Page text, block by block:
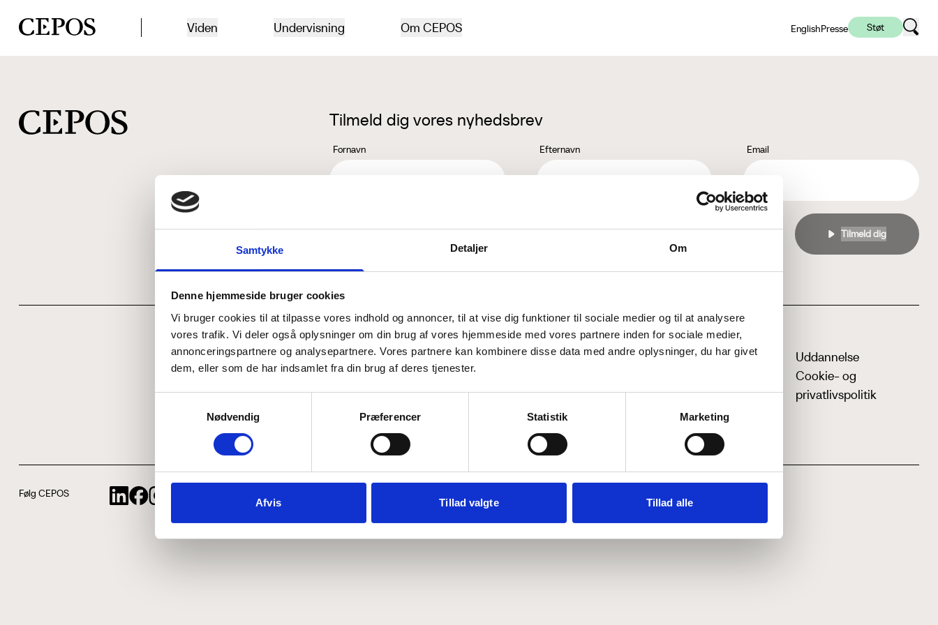
Samtykke Detaljer Om
Denne hjemmeside bruger cookies
Vi bruger cookies til at tilpasse vores indhold og annoncer, til at vise dig funktioner til sociale medier og til at analysere
vores trafik. Vi deler også oplysninger om din brug af vores hjemmeside med vores partnere inden for sociale medier,
annonceringspartnere og analysepartnere. Vores partnere kan kombinere disse data med andre oplysninger, du har givet
dem, eller som de har indsamlet fra din brug af deres tjenester.
Nødvendig
Præferencer Statistik Marketing
Afvis Tillad valgte Tillad alle
CEPOS logo Viden Undervisning Om CEPOS EnglishPresse Støt
Tilmeld dig vores nyhedsbrev
Fornavn Efternavn Email
Jeg accepterer behandlingen af mine personoplysninger i henhold tilprivatlivspolitikken
Hvem er CEPOS
Vores værdier
Medarbejdere
Kontakt
Analyser
ABCepos
Podcast
Uddannelse
Cookie- og
privatlivspolitik
Følg CEPOS